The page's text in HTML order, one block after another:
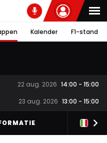
Kalender F1-stand
22 aug. 2026 14:00 - 15:00
23 aug. 2026 13:00 - 15:00